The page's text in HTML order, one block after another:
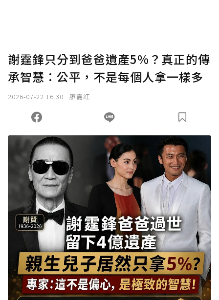
謝霆鋒只分到爸爸遺產5%？真正的傳
承智慧：公平，不是每個人拿一樣多
2026-07-22 16:30 廖嘉紅